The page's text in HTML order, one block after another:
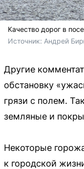
Качество дорог в
Источник: Андрей
Другие
обстановку
грязи с полем.
земляные и
Некоторые
к городской